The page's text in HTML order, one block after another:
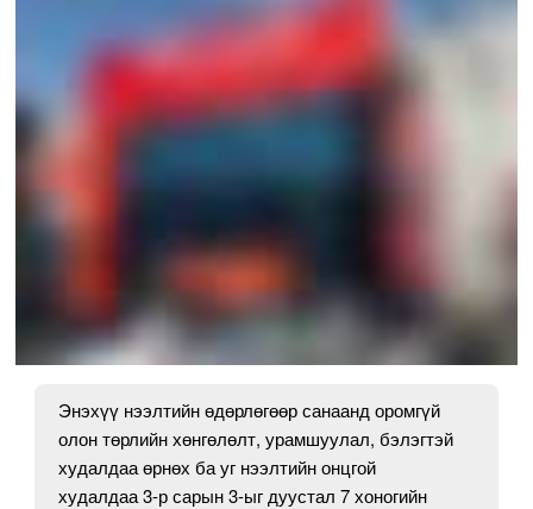
Энэхүү нээлтийн өдөрлөгөөр санаанд оромгүй
олон төрлийн хөнгөлөлт, урамшуулал, бэлэгтэй
худалдаа өрнөх ба уг нээлтийн онцгой
худалдаа 3-р сарын 3-ыг дуустал 7 хоногийн